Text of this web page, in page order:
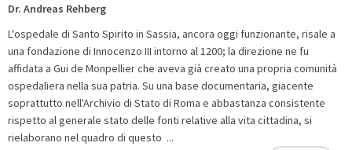
Dr. Andreas Rehberg
L'ospedale di Santo Spirito in Sassia, ancora oggi funzionante, risale a
una fondazione di Innocenzo III intorno al 1200; la direzione ne fu
affidata a Gui de Monpellier che aveva già creato una propria comunità
ospedaliera nella sua patria. Su una base documentaria, giacente
soprattutto nell'Archivio di Stato di Roma e abbastanza consistente
rispetto al generale stato delle fonti relative alla vita cittadina, si
rielaborano nel quadro di questo ...